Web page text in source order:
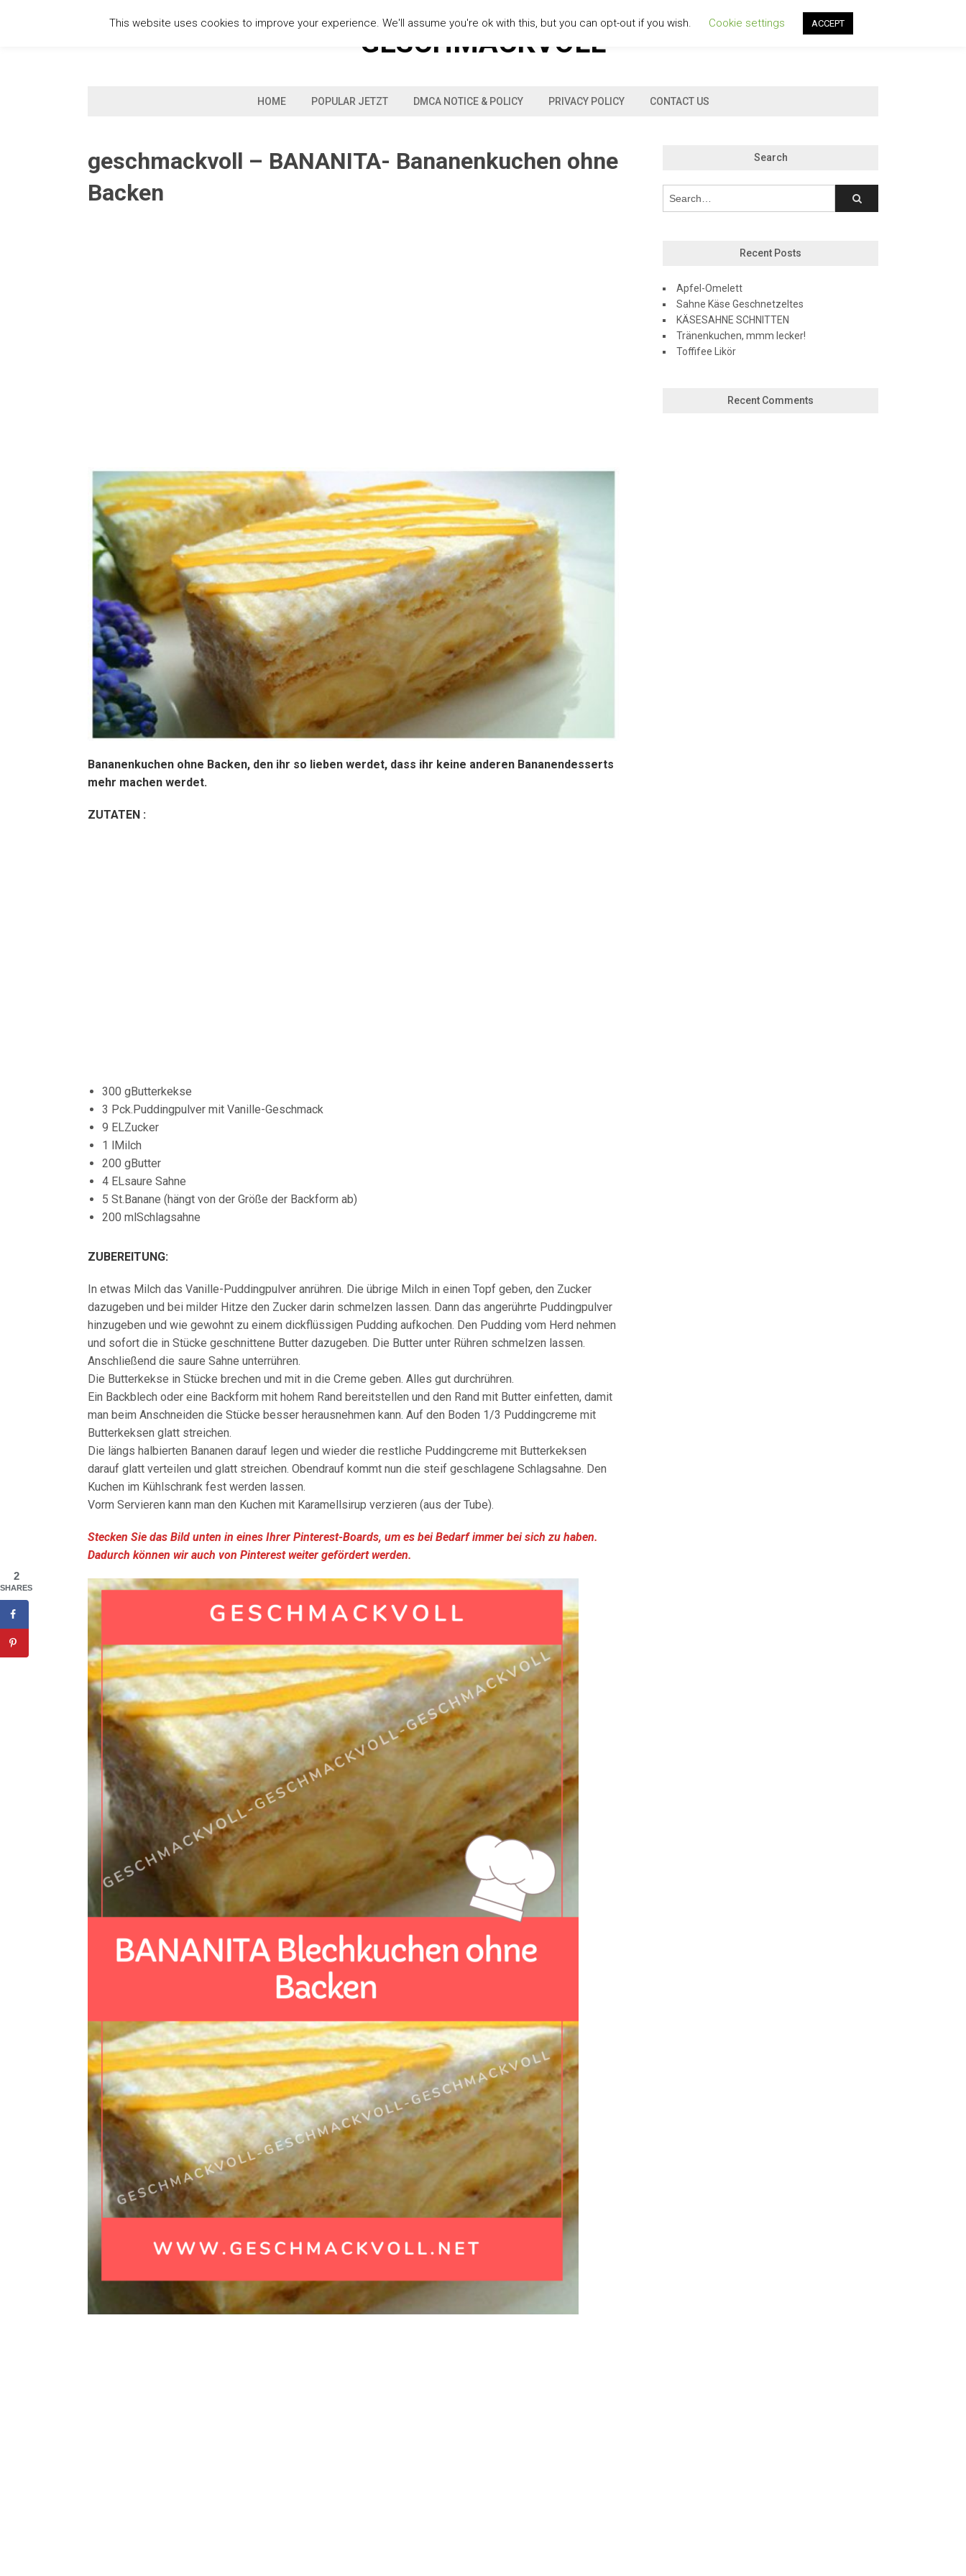
GESCHMACKVOLL
HOME POPULAR JETZT DMCA NOTICE & POLICY PRIVACY POLICY CONTACT US
geschmackvoll – BANANITA- Bananenkuchen ohne
Backen
Bananenkuchen ohne Backen, den ihr so lieben werdet, dass ihr keine anderen Bananendesserts
mehr machen werdet.
ZUTATEN :
300 gButterkekse
3 Pck.Puddingpulver mit Vanille-Geschmack
9 ELZucker
1 lMilch
200 gButter
4 ELsaure Sahne
5 St.Banane (hängt von der Größe der Backform ab)
200 mlSchlagsahne
ZUBEREITUNG:
In etwas Milch das Vanille-Puddingpulver anrühren. Die übrige Milch in einen Topf geben, den Zucker
dazugeben und bei milder Hitze den Zucker darin schmelzen lassen. Dann das angerührte Puddingpulver
hinzugeben und wie gewohnt zu einem dickflüssigen Pudding aufkochen. Den Pudding vom Herd nehmen
und sofort die in Stücke geschnittene Butter dazugeben. Die Butter unter Rühren schmelzen lassen.
Anschließend die saure Sahne unterrühren.
Die Butterkekse in Stücke brechen und mit in die Creme geben. Alles gut durchrühren.
Ein Backblech oder eine Backform mit hohem Rand bereitstellen und den Rand mit Butter einfetten, damit
man beim Anschneiden die Stücke besser herausnehmen kann. Auf den Boden 1/3 Puddingcreme mit
Butterkeksen glatt streichen.
Die längs halbierten Bananen darauf legen und wieder die restliche Puddingcreme mit Butterkeksen
darauf glatt verteilen und glatt streichen. Obendrauf kommt nun die steif geschlagene Schlagsahne. Den
Kuchen im Kühlschrank fest werden lassen.
Vorm Servieren kann man den Kuchen mit Karamellsirup verzieren (aus der Tube).
Stecken Sie das Bild unten in eines Ihrer Pinterest-Boards, um es bei Bedarf immer bei sich zu haben.
Dadurch können wir auch von Pinterest weiter gefördert werden.
Search
Recent Posts
Apfel-Omelett
Sahne Käse Geschnetzeltes
KÄSESAHNE SCHNITTEN
Tränenkuchen, mmm lecker!
Toffifee Likör
Recent Comments
This website uses cookies to improve your experience. We'll assume you're ok with this, but you can opt-out if you wish. Cookie settings ACCEPT
2
SHARES